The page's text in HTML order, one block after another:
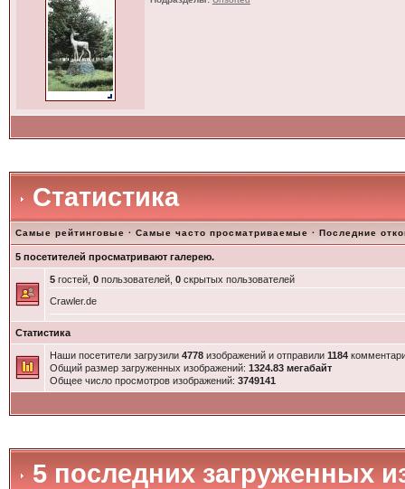
Статистика
Самые рейтинговые · Самые часто просматриваемые · Последние
5 посетителей просматривают галерею.
5гостей, 0пользователей, 0скрытых пользователей
Crawler.de
Статистика
Наши посетители загрузили 4778изображений и отправили 1184
Общий размер загруженных изображений: 1324.83 мегабайт
Общее число просмотров изображений: 3749141
5 последних загруженных